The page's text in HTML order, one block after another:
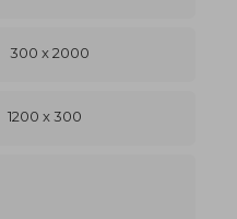
300 x 2000
1200 x 300